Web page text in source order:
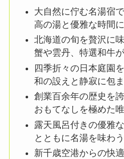
大自然に佇む名湯宿
高の湯と優雅な時間
北海道の旬を贅沢に
蟹や雲丹、特選和牛
四季折々の日本庭園
和の設えと静寂に包
創業百余年の歴史を
おもてなしを極めた
露天風呂付きの優雅
とともに名湯を味わ
新千歳空港からの快